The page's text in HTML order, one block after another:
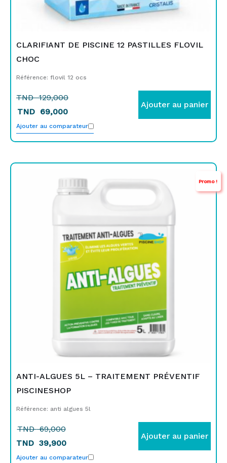
CLARIFIANT DE PISCINE 12 PASTILLES FLOVIL
CHOC
Référence: flovil 12 ocs
TND129,000
TND 69,000
Ajouter au panier
Ajouter au comparateur
Promo !
ANTI-ALGUES 5L – TRAITEMENT PRÉVENTIF
PISCINESHOP
Référence: anti algues 5l
TND69,000
initial
TND
69,000.
TND 39,900
actuel
TND
39,900.
Ajouter au panier
Ajouter au comparateur